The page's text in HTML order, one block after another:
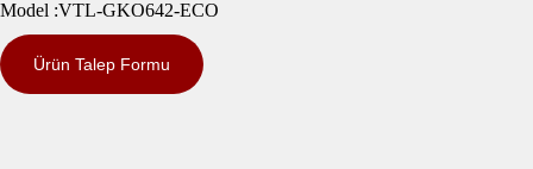
Model :VTL-GKO642-ECO
Ürün Talep Formu